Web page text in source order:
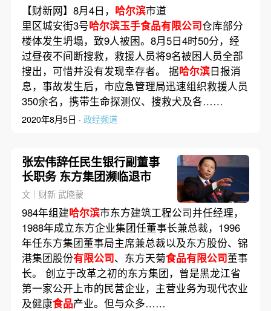
【财新网】8月4日， 哈尔滨市道
里区城安街3号哈尔滨玉手食品有限公司仓库部分
楼体发生坍塌，致9人被困。8月5日4时50分，经
过昼夜不间断搜救，救援人员将9名被困人员全部
搜出，可惜并没有发现幸存者。 据哈尔滨日报消
息，事故发生后，市应急管理局迅速组织救援人员
350余名，携带生命探测仪、搜救犬及各……
2020年8月5日 · 政经频道
张宏伟辞任民生银行副董事
长职务 东方集团濒临退市
文｜财新 武晓蒙
984年组建哈尔滨市东方建筑工程公司并任经理，
1988年成立东方企业集团任董事长兼总裁，1996
年任东方集团董事局主席兼总裁以及东方股份、锦
港集团股份有限公司、东方天菊食品有限公司董事
长。 创立于改革之初的东方集团，曾是黑龙江省
第一家公开上市的民营企业，主营业务为现代农业
及健康食品产业。但与众多……